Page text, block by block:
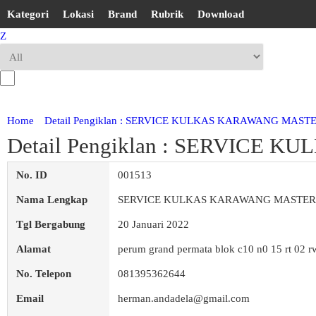
Kategori Lokasi Brand Rubrik
Download
Z
Home Detail Pengiklan : SERVICE KULKAS KARAWANG
Detail Pengiklan : SERVICE
No. ID 001513
Nama Lengkap SERVICE KULKAS KARAWANG
Tgl Bergabung 20 Januari 2022
Alamat perum grand permata blok c10 n0 15 rt 02
No. Telepon 081395362644
Email herman.andadela@gmail.com